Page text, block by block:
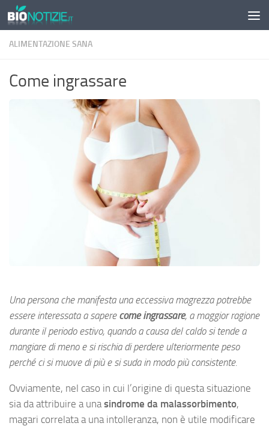
Sotto il contenuto
ALIMENTAZIONE SANA
Come ingrassare
Una persona che manifesta una eccessiva magrezza potrebbe
essere interessata a sapere come ingrassare, a maggior ragione
durante il periodo estivo, quando a causa del caldo si tende a
mangiare di meno e si rischia di perdere ulteriormente peso
perché ci si muove di più e si suda in modo più consistente.
Ovviamente, nel caso in cui l’origine di questa situazione
sia da attribuire a una sindrome da malassorbimento,
magari correlata a una intolleranza, non è utile modificare